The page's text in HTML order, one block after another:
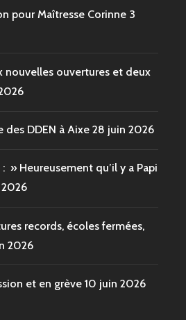
pour Maîtresse Corinne 3
nouvelles ouvertures et deux
des DDEN à Aixe 28 juin 2026
» Heureusement qu’il y a Papi
records, écoles fermées,
2026
et en grève 10 juin 2026